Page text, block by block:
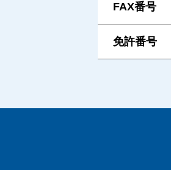
FAX番号
免許番号